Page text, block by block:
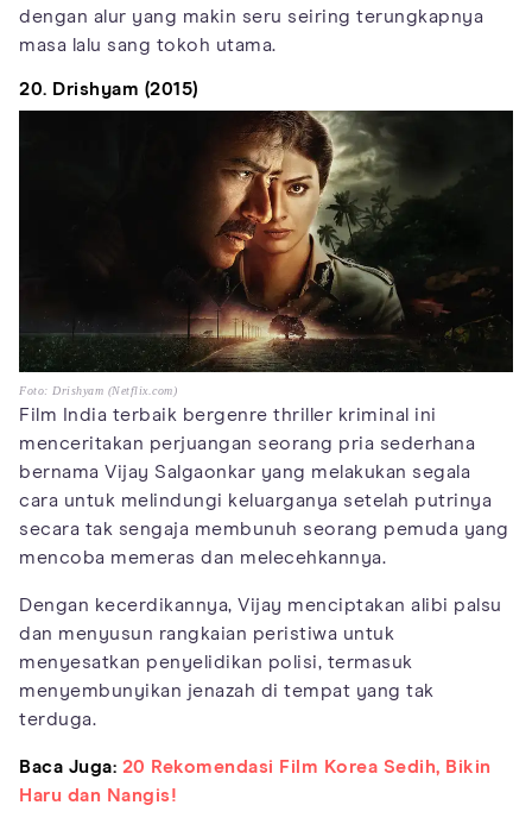
dengan alur yang makin seru seiring terungkapnya
masa lalu sang tokoh utama.
20. Drishyam (2015)
Foto: Drishyam (Netflix.com)
Film India terbaik bergenre thriller kriminal ini
menceritakan perjuangan seorang pria sederhana
bernama Vijay Salgaonkar yang melakukan segala
cara untuk melindungi keluarganya setelah putrinya
secara tak sengaja membunuh seorang pemuda yang
mencoba memeras dan melecehkannya.
Dengan kecerdikannya, Vijay menciptakan alibi palsu
dan menyusun rangkaian peristiwa untuk
menyesatkan penyelidikan polisi, termasuk
menyembunyikan jenazah di tempat yang tak
terduga.
Baca Juga: 20 Rekomendasi Film Korea Sedih, Bikin
Haru dan Nangis!